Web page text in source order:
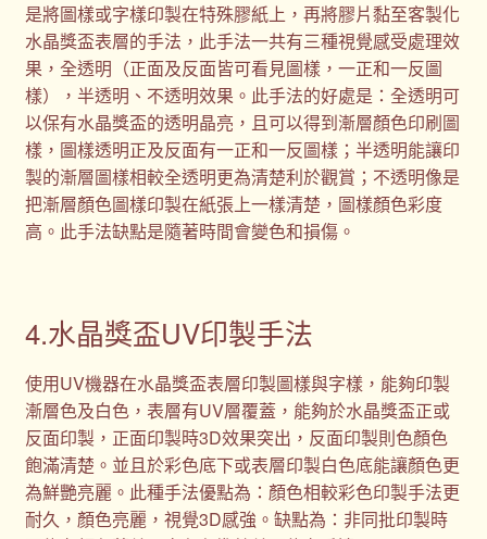
是將圖樣或字樣印製在特殊膠紙上，再將膠片黏至客製化
水晶獎盃表層的手法，此手法一共有三種視覺感受處理效
果，全透明（正面及反面皆可看見圖樣，一正和一反圖
樣），半透明、不透明效果。此手法的好處是：全透明可
以保有水晶獎盃的透明晶亮，且可以得到漸層顏色印刷圖
樣，圖樣透明正及反面有一正和一反圖樣；半透明能讓印
製的漸層圖樣相較全透明更為清楚利於觀賞；不透明像是
把漸層顏色圖樣印製在紙張上一樣清楚，圖樣顏色彩度
高。此手法缺點是隨著時間會變色和損傷。
4.水晶獎盃UV印製手法
使用UV機器在水晶獎盃表層印製圖樣與字樣，能夠印製
漸層色及白色，表層有UV層覆蓋，能夠於水晶獎盃正或
反面印製，正面印製時3D效果突出，反面印製則色顏色
飽滿清楚。並且於彩色底下或表層印製白色底能讓顏色更
為鮮艷亮麗。此種手法優點為：顏色相較彩色印製手法更
耐久，顏色亮麗，視覺3D感強。缺點為：非同批印製時